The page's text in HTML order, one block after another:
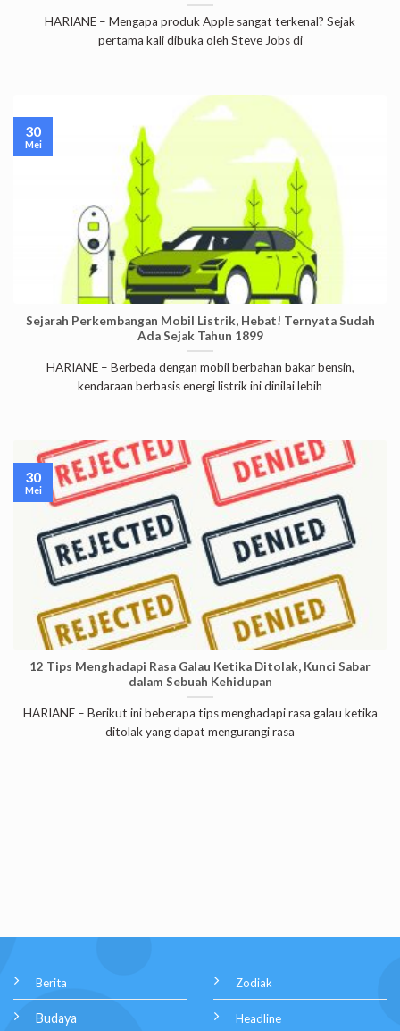
HARIANE – Mengapa produk Apple sangat terkenal? Sejak
pertama kali dibuka oleh Steve Jobs di
Sejarah Perkembangan Mobil Listrik, Hebat! Ternyata Sudah
Ada Sejak Tahun 1899
HARIANE – Berbeda dengan mobil berbahan bakar bensin,
kendaraan berbasis energi listrik ini dinilai lebih
30
Mei
12 Tips Menghadapi Rasa Galau Ketika Ditolak, Kunci Sabar
dalam Sebuah Kehidupan
HARIANE – Berikut ini beberapa tips menghadapi rasa galau ketika
ditolak yang dapat mengurangi rasa
30
Mei
Berita
Budaya
Zodiak
Headline